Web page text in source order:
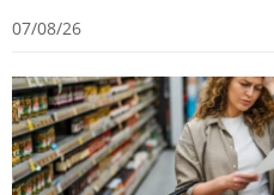
07/08/26